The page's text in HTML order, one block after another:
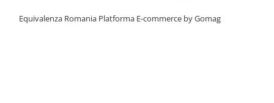
Equivalenza Romania Platforma E-commerce by Gomag